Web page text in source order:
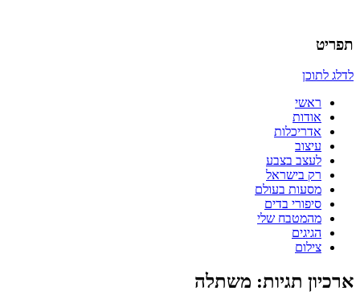
כמו אויר לנשימה – בלוג של
אדריכלית
תפריט
לדלג לתוכן
ראשי
אודות
אדריכלות
עיצוב
לעצב בצבע
רק בישראל
מסעות בעולם
סיפורי בדים
מהמטבח שלי
הגיגים
צילום
ארכיון תגיות: משתלה